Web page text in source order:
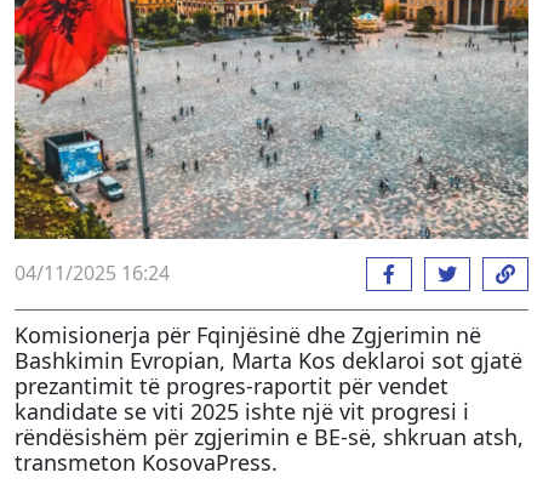
04/11/2025 16:24
Komisionerja për Fqinjësinë dhe Zgjerimin në
Bashkimin Evropian, Marta Kos deklaroi sot gjatë
prezantimit të progres-raportit për vendet
kandidate se viti 2025 ishte një vit progresi i
rëndësishëm për zgjerimin e BE-së, shkruan atsh,
transmeton KosovaPress.